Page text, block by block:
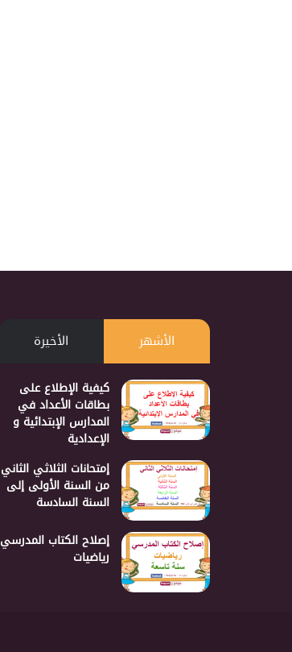
الأشهر الأخيرة
كيفية الإطلاع على
بطاقات الأعداد في
المدارس الإبتدائية و
الإعدادية
إمتحانات الثلاثي الثاني
من السنة الأولى إلى
السنة السادسة
إصلاح الكتاب المدرسي
رياضيات